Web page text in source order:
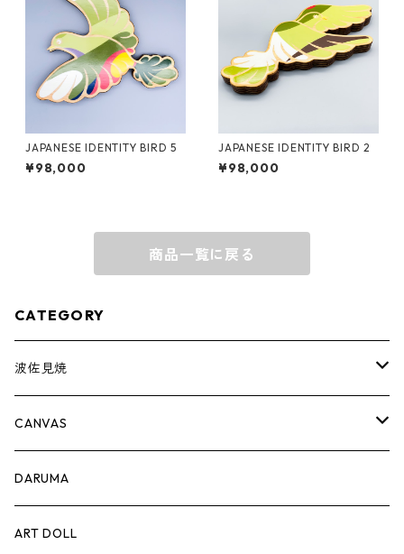
JAPANESE IDENTITY BIRD 5
¥98,000
JAPANESE IDENTITY BIRD 2
¥98,000
商品一覧に戻る
CATEGORY
波佐見焼
complete set
豆皿
蕎麦猪口
CANVAS
PRINT
DARUMA
ART DOLL